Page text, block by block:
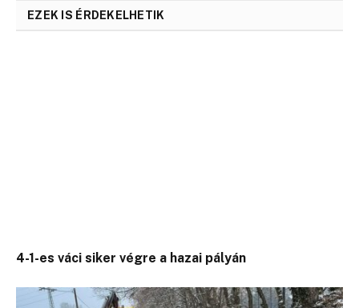
EZEK IS ÉRDEKELHETIK
4-1-es váci siker végre a hazai pályán